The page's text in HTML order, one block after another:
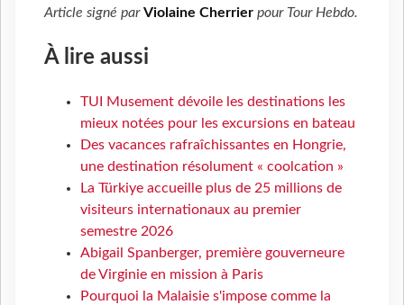
Article signé parViolaine Cherrier pour Tour Hebdo.
À lire aussi
TUI Musement dévoile les destinations les
mieux notées pour les excursions en bateau
Des vacances rafraîchissantes en Hongrie,
une destination résolument « coolcation »
La Türkiye accueille plus de 25 millions de
visiteurs internationaux au premier
semestre 2026
Abigail Spanberger, première gouverneure
de Virginie en mission à Paris
Pourquoi la Malaisie s'impose comme la